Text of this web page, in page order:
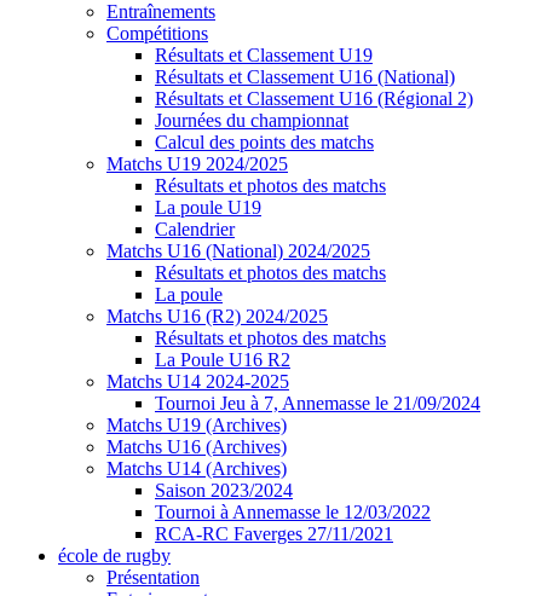
Entraînements
Compétitions
Résultats et Classement U19
Résultats et Classement U16 (National)
Résultats et Classement U16 (Régional 2)
Journées du championnat
Calcul des points des matchs
Matchs U19 2024/2025
Résultats et photos des matchs
La poule U19
Calendrier
Matchs U16 (National) 2024/2025
Résultats et photos des matchs
La poule
Matchs U16 (R2) 2024/2025
Résultats et photos des matchs
La Poule U16 R2
Matchs U14 2024-2025
Tournoi Jeu à 7, Annemasse le 21/09/2024
Matchs U19 (Archives)
Matchs U16 (Archives)
Matchs U14 (Archives)
Saison 2023/2024
Tournoi à Annemasse le 12/03/2022
RCA-RC Faverges 27/11/2021
école de rugby
Présentation